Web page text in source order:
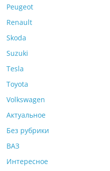
Peugeot
Renault
Skoda
Suzuki
Tesla
Toyota
Volkswagen
Актуальное
Без рубрики
ВАЗ
Интересное